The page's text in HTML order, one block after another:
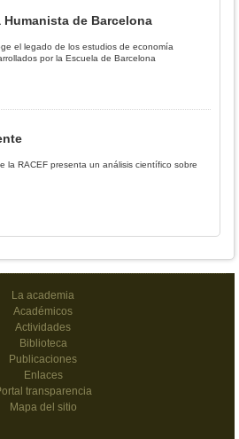
de Barcelona
el legado de los estudios de economía
por la Escuela de Barcelona
la RACEF presenta un análisis científico sobre
La academia
Académicos
Actividades
Biblioteca
Publicaciones
Enlaces
transparencia
Mapa del sitio